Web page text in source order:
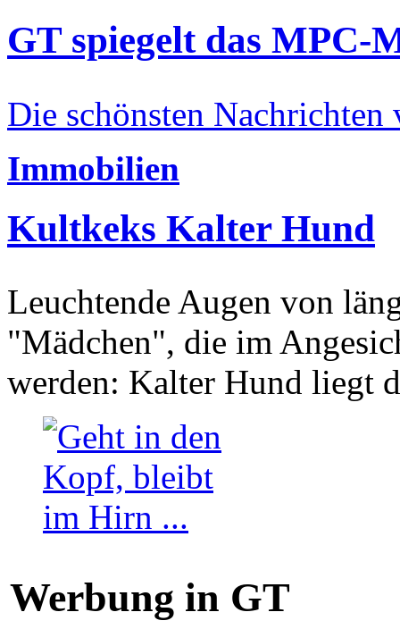
GT spiegelt das MPC-
Die schönsten Nachrichten
Immobilien
Kultkeks Kalter Hund
Leuchtende Augen von
"Mädchen", die im
werden: Kalter Hund liegt
Werbung in GT